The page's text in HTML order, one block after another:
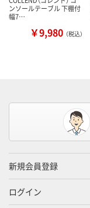
ンソールテーブル 下棚付
幅7…
￥9,980 （税込）
新規会員登録
ログイン